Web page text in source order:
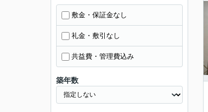
敷金・保証金なし
礼金・敷引なし
共益費・管理費込み
築年数